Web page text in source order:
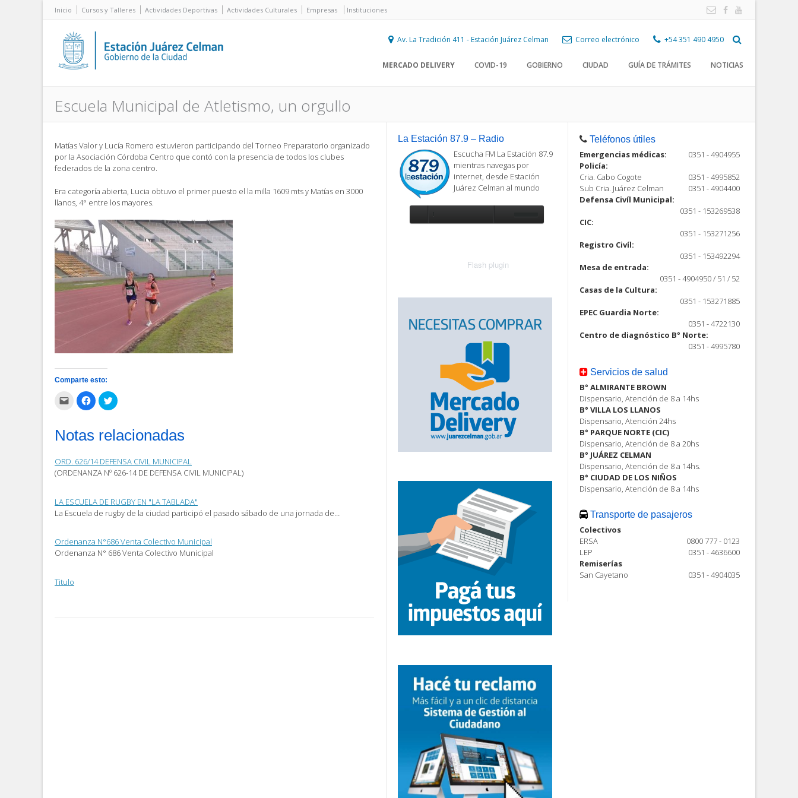
Inicio Cursos y Talleres Actividades Deportivas Actividades Culturales Empresas Instituciones
Av. La Tradición 411 - Estación Juárez Celman Correo electrónico +54 351 490 4950
MERCADO DELIVERY COVID-19 GOBIERNO CIUDAD GUÍA DE TRÁMITES NOTICIAS
Escuela Municipal de Atletismo, un orgullo
Matías Valor y Lucía Romero estuvieron participando del Torneo Preparatorio organizado
por la Asociación Córdoba Centro que contó con la presencia de todos los clubes
federados de la zona centro.
Era categoría abierta, Lucia obtuvo el primer puesto el la milla 1609 mts y Matías en 3000
llanos, 4° entre los mayores.
Comparte esto:
Haz
clic
para
correo
electrónico
amigo
(Se
abre
ventana
nueva)
Haz
clic
para
Facebook
(Se
una
ventana
nueva)
Haz
clic
en
Twitter
(Se
una
ventana
nueva)
Notas relacionadas
ORD. 626/14 DEFENSA CIVIL MUNICIPAL
(ORDENANZA Nº 626-14 DE DEFENSA CIVIL MUNICIPAL)
LA ESCUELA DE RUGBY EN "LA TABLADA"
La Escuela de rugby de la ciudad participó el pasado sábado de una jornada de…
Ordenanza N°686 Venta Colectivo Municipal
Ordenanza N° 686 Venta Colectivo Municipal
Titulo
La Estación 87.9 – Radio
Escucha FM La Estación 87.9
mientras navegas por
internet, desde Estación
Juárez Celman al mundo
Flash plugin
Teléfonos útiles
Emergencias médicas:
0351 - 4904955
Policía:
Cria. Cabo Cogote
0351 - 4995852
Sub Cria. Juárez Celman
0351 - 4904400
Defensa Civíl Municipal:
0351 - 153269538
CIC:
0351 - 153271256
Registro Civíl:
0351 - 153492294
Mesa de entrada:
0351 - 4904950 / 51 / 52
Casas de la Cultura:
0351 - 153271885
EPEC Guardia Norte:
0351 - 4722130
Centro de diagnóstico B° Norte:
0351 - 4995780
Servicios de salud
B° ALMIRANTE BROWN
Dispensario, Atención de 8 a 14hs
B° VILLA LOS LLANOS
Dispensario, Atención 24hs
B° PARQUE NORTE (CIC)
Dispensario, Atención de 8 a 20hs
B° JUÁREZ CELMAN
Dispensario, Atención de 8 a 14hs.
B° CIUDAD DE LOS NIÑOS
Dispensario, Atención de 8 a 14hs
Transporte de pasajeros
Colectivos
ERSA
0800 777 - 0123
LEP
0351 - 4636600
Remiserías
San Cayetano
0351 - 4904035